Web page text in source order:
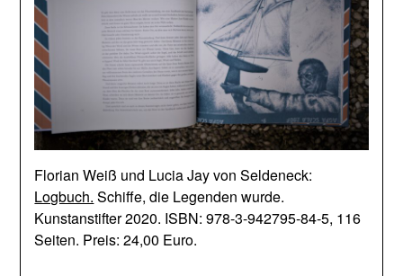
Florian Weiß und Lucia Jay von Seldeneck:
Logbuch. Schiffe, die Legenden wurde.
Kunstanstifter 2020. ISBN: 978-3-942795-84-5, 116
Seiten. Preis: 24,00 Euro.